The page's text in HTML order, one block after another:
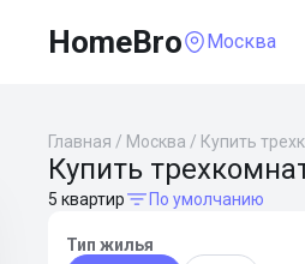
HomeBro Москва
Главная / Москва / Купить
Купить
5 квартир По умолчанию
Тип жилья